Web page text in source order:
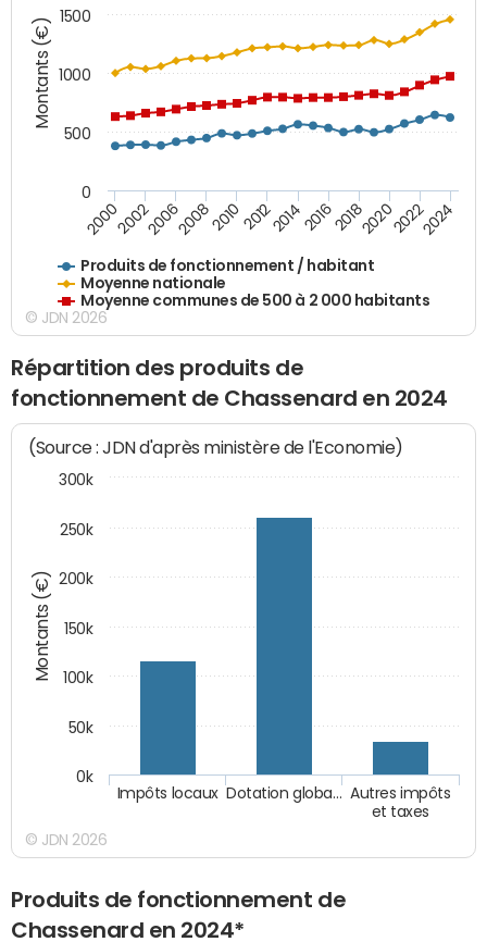
Montants (€)
Produits de fonctionnement / habitant
Moyenne nationale
Moyenne communes de 500 à 2 000 habitants
200020022006200820102012201420162018202020222024
500
1000
1500
0
© JDN 2026
Répartition des produits de
fonctionnement de Chassenard en 2024
Montants (€)
(Source : JDN d'après ministère de l'Economie)
Autres impôts
et taxes
Dotation globa…
Impôts locaux
0k
50k
100k
150k
200k
250k
300k
© JDN 2026
Produits de fonctionnement de
Chassenard en 2024*